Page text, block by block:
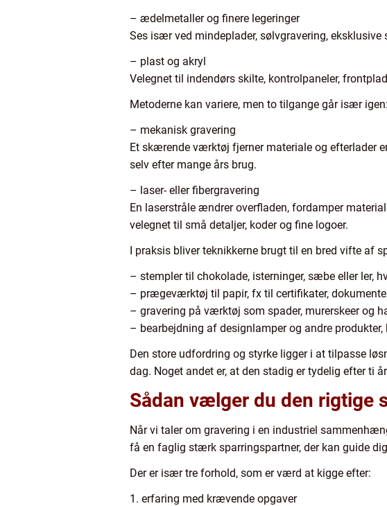
– ædelmetaller og finere legeringer
Ses især ved mindeplader, sølvgravering,
– plast og akryl
Velegnet til indendørs skilte, kontrolpaneler,
Metoderne kan variere, men to tilgange går især igen:
– mekanisk gravering
Et skærende værktøj fjerner materiale og efterlader
selv efter mange års brug.
– laser- eller fibergravering
En laserstråle ændrer overfladen, fordamper
velegnet til små detaljer, koder og fine logoer.
I praksis bliver teknikkerne brugt til en bred vifte af
– stempler til chokolade, isterninger, sæbe eller ler,
– prægeværktøj til papir, fx til certifikater,
– gravering på værktøj som spader, murerskeer og
– bearbejdning af designlamper og andre
Den store udfordring og styrke ligger i at tilpasse
dag. Noget andet er, at den stadig er tydelig efter ti
Sådan vælger du den rigtige
Når vi taler om gravering i en industriel
få en faglig stærk sparringspartner, der kan guide
Der er især tre forhold, som er værd at kigge efter:
1. erfaring med krævende opgaver